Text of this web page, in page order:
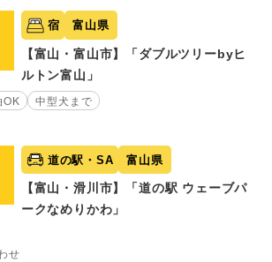
宿 富山県
【富山・富山市】「ダブルツリーbyヒ
ルトン富山」
OK 中型犬まで
道の駅・SA 富山県
【富山・滑川市】「道の駅 ウェーブパ
ークなめりかわ」
せ